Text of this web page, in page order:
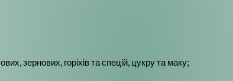
зернових, горіхів та спецій, цукру та маку;